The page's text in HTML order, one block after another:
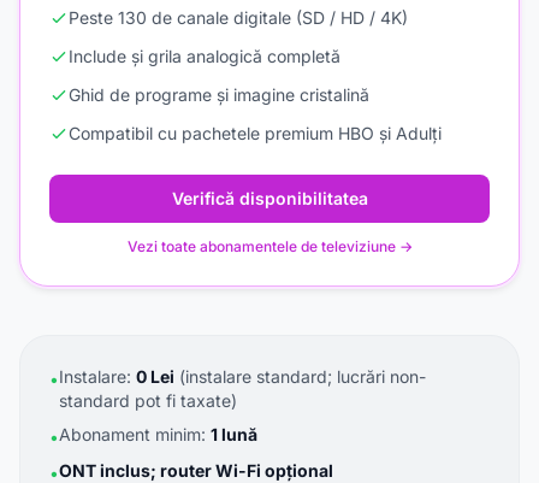
Peste 130 de canale digitale (SD / HD / 4K)
Include și grila analogică completă
Ghid de programe și imagine cristalină
Compatibil cu pachetele premium HBO și Adulți
Verifică disponibilitatea
Vezi toate abonamentele de televiziune →
•Instalare: 0 Lei (instalare standard; lucrări non-
standard pot fi taxate)
•Abonament minim: 1 lună
•ONT inclus; router Wi-Fi opțional